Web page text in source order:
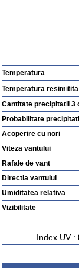
Temperatura
Temperatura resimitita
Cantitate precipitatii 3
Probabilitate
Acoperire cu nori
Viteza vantului
Rafale de vant
Directia vantului
Umiditatea relativa
Vizibilitate
Index UV :